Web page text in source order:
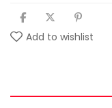
Add to wishlist